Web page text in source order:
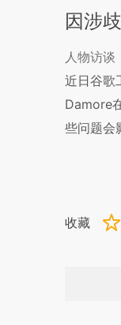
因涉
人物访谈
近日谷歌
Damore
些问题会
收藏